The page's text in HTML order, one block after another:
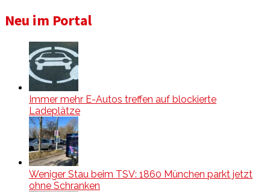
Neu im Portal
Immer mehr E-Autos treffen auf blockierte
Ladeplätze
Weniger Stau beim TSV: 1860 München parkt jetzt
ohne Schranken